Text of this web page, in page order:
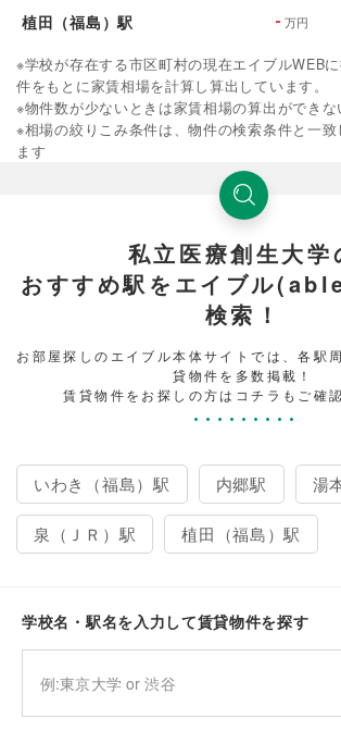
植田（福島）駅 - 万円
※学校が存在する市区町村の現在エイブルWEB
件をもとに家賃相場を計算し算出しています。
※物件数が少ないときは家賃相場の算出ができ
※相場の絞りこみ条件は、物件の検索条件と一致
ます
私立医療創生大学
おすすめ駅をエイブル
検索！
お部屋探しのエイブル本体サイトでは、各駅
貸物件を多数掲載！
賃貸物件をお探しの方はコチラもご確
いわき（福島）駅 内郷駅 湯
泉（ＪＲ）駅 植田（福島）駅
学校名・駅名を入力して賃貸物件を探す